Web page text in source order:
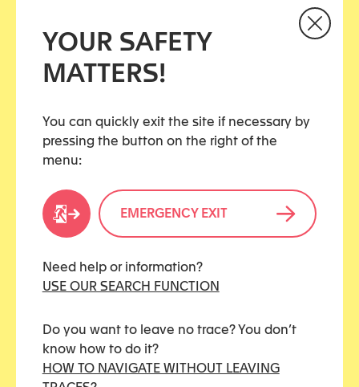
YOUR SAFETY
MATTERS!
You can quickly exit the site if necessary by
pressing the button on the right of the
menu:
EMERGENCY EXIT
Need help or information?
USE OUR SEARCH FUNCTION
Do you want to leave no trace? You don’t
know how to do it?
HOW TO NAVIGATE WITHOUT LEAVING
plan, assimilée à un simple conflit parental.
Les mesures de soutien arrivent tard (quand
elles arrivent).
violences vécues.
🎯 Le rapport propose des recommandations:
interdisciplinaire, harmonisation cantonale,
prévention précoce, financement adapté. Autant de
📢 Sa publication intervient pendant les16 jours
d’activisme contre la violence basée sur le genre